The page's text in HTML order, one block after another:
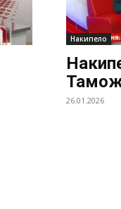
Накипело
26.01.2026